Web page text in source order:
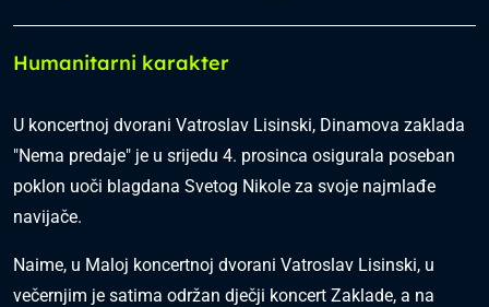
Humanitarni karakter
U koncertnoj dvorani Vatroslav Lisinski, Dinamova zaklada
"Nema predaje" je u srijedu 4. prosinca osigurala poseban
poklon uoči blagdana Svetog Nikole za svoje najmlađe
navijače.
Naime, u Maloj koncertnoj dvorani Vatroslav Lisinski, u
večernjim je satima održan dječji koncert Zaklade, a na